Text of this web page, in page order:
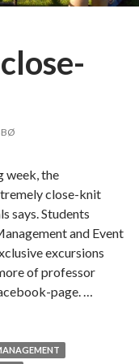
t
m
week, the
close-knit
says. Students
and Event
excursions
of professor
page. …